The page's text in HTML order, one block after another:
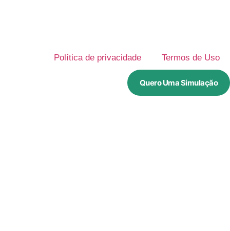
Política de privacidade Termos de Uso
Quero Uma Simulação